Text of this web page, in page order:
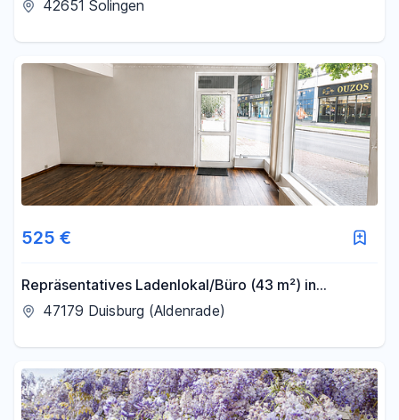
42651 Solingen
525 €
Repräsentatives Ladenlokal/Büro (43 m²) in
zentraler Lage von Duisburg-Walsum – sofort frei
47179 Duisburg (Aldenrade)